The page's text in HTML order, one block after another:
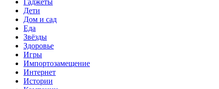
Дети
Дом и сад
Еда
Звёзды
Здоровье
Игры
Импортозамещение
Интернет
Истории